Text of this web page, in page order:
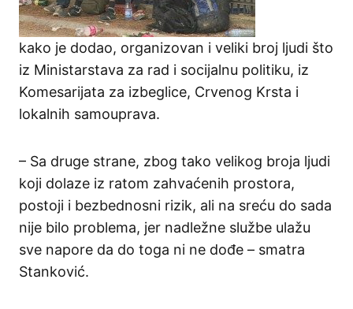
kako je dodao, organizovan i veliki broj ljudi što
iz Ministarstava za rad i socijalnu politiku, iz
Komesarijata za izbeglice, Crvenog Krsta i
lokalnih samouprava.
– Sa druge strane, zbog tako velikog broja ljudi
koji dolaze iz ratom zahvaćenih prostora,
postoji i bezbednosni rizik, ali na sreću do sada
nije bilo problema, jer nadležne službe ulažu
sve napore da do toga ni ne dođe – smatra
Stanković.